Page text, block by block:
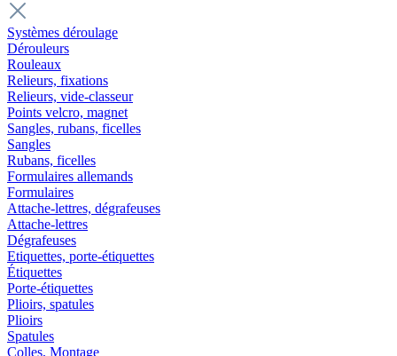
Systèmes déroulage
Dérouleurs
Rouleaux
Relieurs, fixations
Relieurs, vide-classeur
Points velcro, magnet
Sangles, rubans, ficelles
Sangles
Rubans, ficelles
Formulaires allemands
Formulaires
Attache-lettres, dégrafeuses
Attache-lettres
Dégrafeuses
Etiquettes, porte-étiquettes
Étiquettes
Porte-étiquettes
Plioirs, spatules
Plioirs
Spatules
Colles, Montage